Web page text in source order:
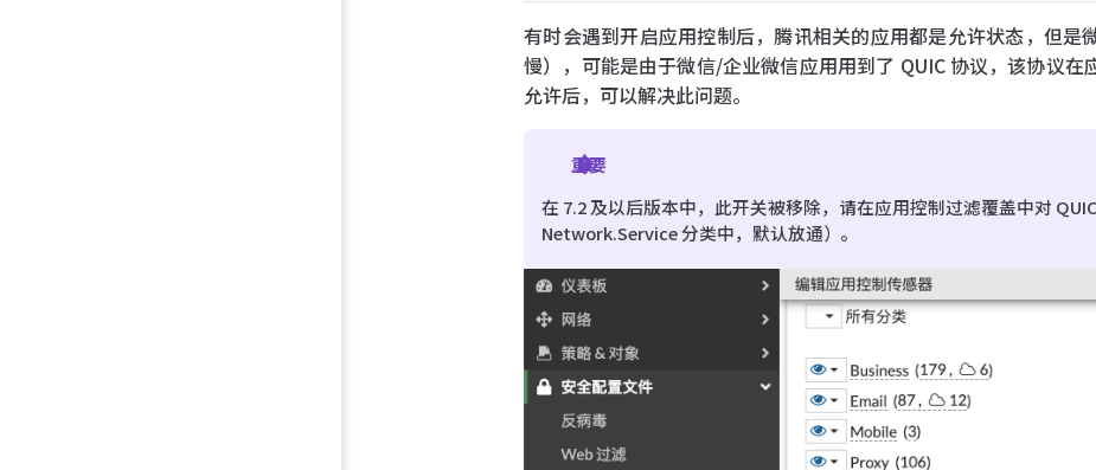
有时会遇到开启应用控制后，腾讯相关的应用都是允许状态，但是
慢），可能是由于微信/企业微信应用用到了 QUIC 协议，该协议
允许后，可以解决此问题。
重要
在 7.2 及以后版本中，此开关被移除，请在应用控制过滤覆盖中对
Network.Service 分类中，默认放通）。